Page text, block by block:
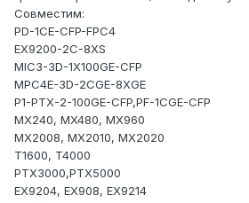
Совместим:
PD-1CE-CFP-FPC4
EX9200-2C-8XS
MIC3-3D-1X100GE-CFP
MPC4E-3D-2CGE-8XGE
P1-PTX-2-100GE-CFP,PF-1CGE-CFP
MX240, MX480, MX960
MX2008, MX2010, MX2020
T1600, T4000
PTX3000,PTX5000
EX9204, EX908, EX9214